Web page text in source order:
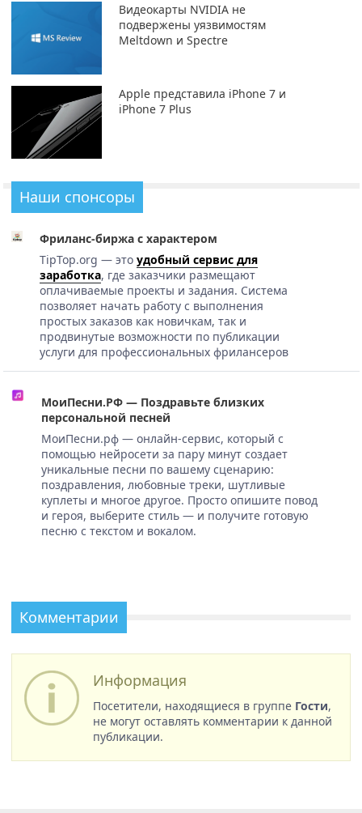
Видеокарты NVIDIA не
подвержены уязвимостям
Meltdown и Spectre
Apple представила iPhone 7 и
iPhone 7 Plus
Наши спонсоры
Фриланс-биржа с характером
TipTop.org — это удобный сервис для
заработка, где заказчики размещают
оплачиваемые проекты и задания. Система
позволяет начать работу с выполнения
простых заказов как новичкам, так и
продвинутые возможности по публикации
услуги для профессиональных фрилансеров
МоиПесни.РФ — Поздравьте близких
персональной песней
МоиПесни.рф — онлайн-сервис, который с
помощью нейросети за пару минут создает
уникальные песни по вашему сценарию:
поздравления, любовные треки, шутливые
куплеты и многое другое. Просто опишите повод
и героя, выберите стиль — и получите готовую
песню с текстом и вокалом.
Комментарии
Информация
Посетители, находящиеся в группе Гости,
не могут оставлять комментарии к данной
публикации.